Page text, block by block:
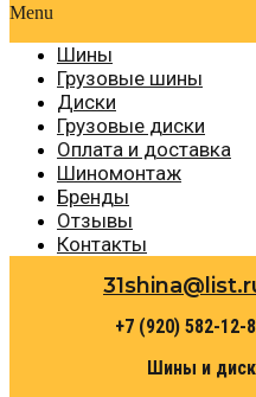
Menu
Шины
Грузовые шины
Диски
Грузовые диски
Оплата и доставка
Шиномонтаж
Бренды
Отзывы
Контакты
+7 (920) 582-12-
Шины и